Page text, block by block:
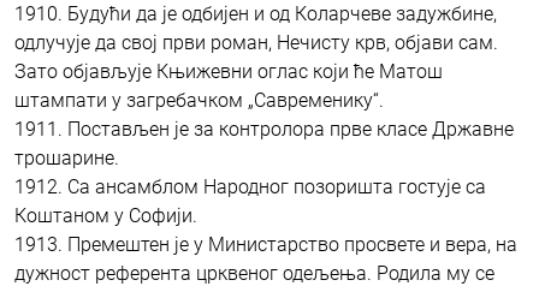
1910. Будући да је одбијен и од Коларчеве задужбине,
одлучује да свој први роман, Нечисту крв, објави сам.
Зато објављује Књижевни оглас који ће Матош
штампати у загребачком „Савременику“.
1911. Постављен је за контролора прве класе Државне
трошарине.
1912. Са ансамблом Народног позоришта гостује са
Коштаном у Софији.
1913. Премештен је у Министарство просвете и вера, на
дужност референта црквеног одељења. Родила му се